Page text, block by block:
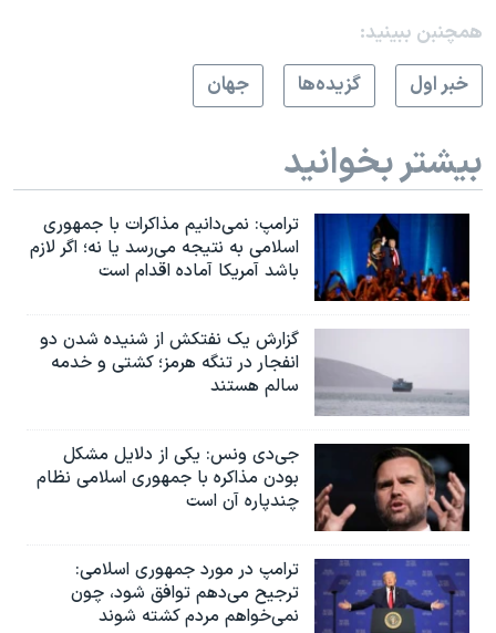
همچنبن ببینید:
خبر اول
گزيده‌ها جهان
بیشتر بخوانید
ترامپ: نمی‌دانیم مذاکرات با جمهوری
اسلامی به نتیجه می‌رسد یا نه؛ اگر لازم
باشد آمریکا آماده اقدام است
گزارش یک نفتکش از شنیده شدن دو
انفجار در تنگه هرمز؛ کشتی و خدمه
سالم هستند
جی‌دی ونس: یکی از دلایل مشکل
بودن مذاکره با جمهوری اسلامی نظام
چندپاره آن است
ترامپ در مورد جمهوری اسلامی:
ترجیح می‌دهم توافق شود، چون
نمی‌خواهم مردم کشته شوند